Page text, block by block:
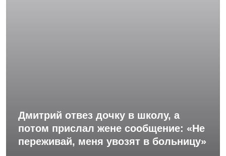
Дмитрий отвез дочку в школу, а
потом прислал жене сообщение: «Не
переживай, меня увозят в больницу»